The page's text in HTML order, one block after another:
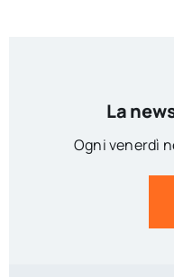
La
Ogni venerdì